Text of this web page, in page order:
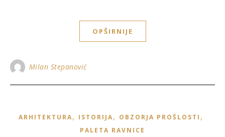
OPŠIRNIJE
Milan Stepanović
ARHITEKTURA, ISTORIJA, OBZORJA PROŠLOSTI ,
PALETA RAVNICE